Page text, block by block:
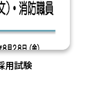
用試験